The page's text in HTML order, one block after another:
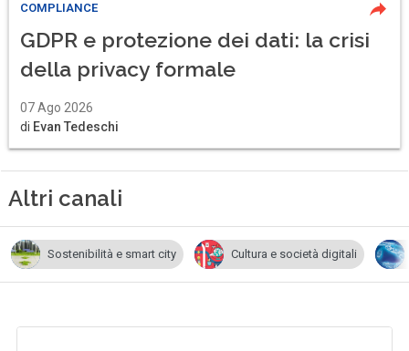
COMPLIANCE
GDPR e protezione dei dati: la crisi
della privacy formale
07 Ago 2026
di Evan Tedeschi
Altri canali
Sostenibilità e smart city Cultura e società digitali